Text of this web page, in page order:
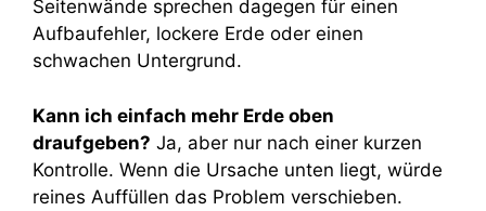
Seitenwände sprechen dagegen für einen
Aufbaufehler, lockere Erde oder einen
schwachen Untergrund.
Kann ich einfach mehr Erde oben
draufgeben? Ja, aber nur nach einer kurzen
Kontrolle. Wenn die Ursache unten liegt, würde
reines Auffüllen das Problem verschieben.